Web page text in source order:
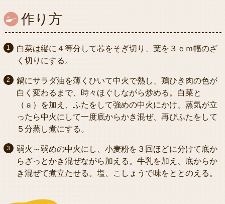
作り方
白菜は縦に４等分して芯をそぎ切り、葉を３ｃｍ幅のざ
く切りにする。
鍋にサラダ油を薄くひいて中火で熱し、鶏ひき肉の色が
白く変わるまで、時々ほぐしながら炒める。白菜と
（ａ）を加え、ふたをして強めの中火にかけ、蒸気が立
ったら中火にして一度底からかき混ぜ、再びふたをして
５分蒸し煮にする。
弱火～弱めの中火にし、小麦粉を３回ほどに分けて底か
らざっとかき混ぜながら加える。牛乳を加え、底からか
き混ぜて煮立たせる。塩、こしょうで味をととのえる。